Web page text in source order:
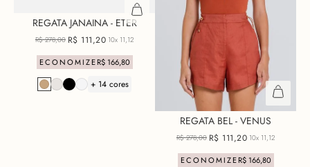
REGATA JANAINA - ETER
R$ 278,00 R$ 111,20 10x 11,12
ECONOMIZER$ 166,80
+ 14 cores
REGATA BEL - VENUS
R$ 278,00 R$ 111,20 10x 11,12
ECONOMIZER$ 166,80